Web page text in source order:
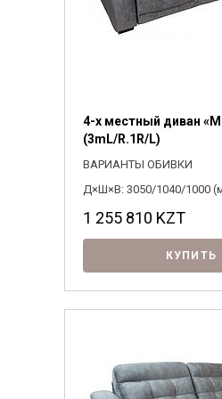
4-х местный диван
(3mL/R.1R/L)
ВАРИАНТЫ ОБИВКИ
Д×Ш×В: 3050/1040/1000
1 255 810 KZT
КУПИТЬ